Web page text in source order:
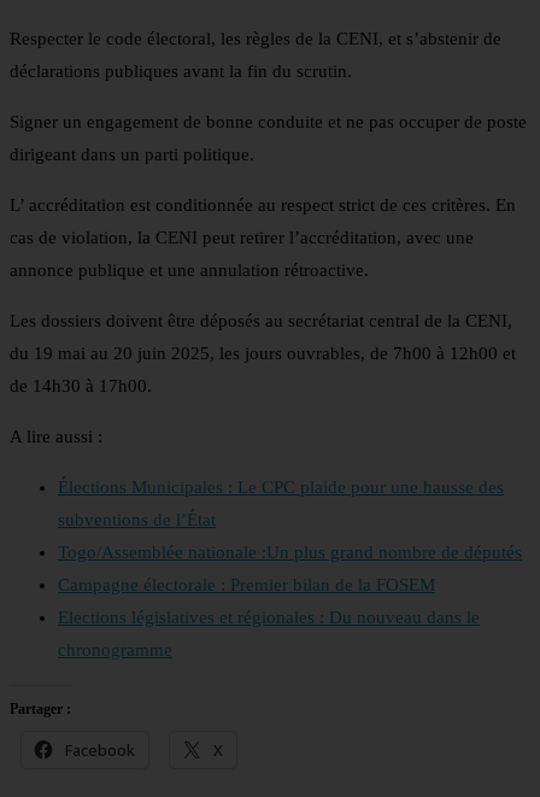
Respecter le code électoral, les règles de la CENI, et s’abstenir de
déclarations publiques avant la fin du scrutin.
Signer un engagement de bonne conduite et ne pas occuper de poste
dirigeant dans un parti politique.
L’ accréditation est conditionnée au respect strict de ces critères. En
cas de violation, la CENI peut retirer l’accréditation, avec une
annonce publique et une annulation rétroactive.
Les dossiers doivent être déposés au secrétariat central de la CENI,
du 19 mai au 20 juin 2025, les jours ouvrables, de 7h00 à 12h00 et
de 14h30 à 17h00.
A lire aussi :
Élections Municipales : Le CPC plaide pour une hausse des
subventions de l’État
Togo/Assemblée nationale :Un plus grand nombre de députés
Campagne électorale : Premier bilan de la FOSEM
Elections législatives et régionales : Du nouveau dans le
chronogramme
Partager :
Facebook X